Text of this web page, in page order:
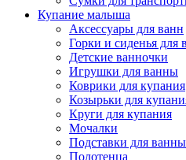
Купание малыша
Аксессуары для ванн
Горки и сиденья для
Детские ванночки
Игрушки для ванны
Коврики для купания
Козырьки для
Круги для купания
Мочалки
Подставки для ванны
Полотенца